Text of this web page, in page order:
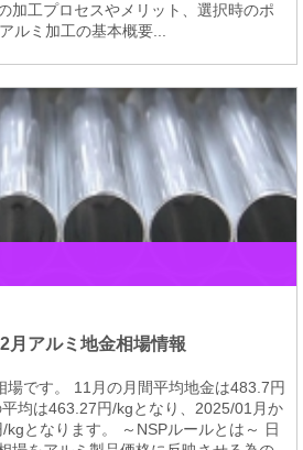
加工プロセスやメリット、選択時のポ
ルミ加工の基本概要...
月アルミ地金相場情報
場です。 11月の月間平均地金は483.7円
均は463.27円/kgとなり、2025/01月か
kgとなります。 ～NSPルールとは～ 日